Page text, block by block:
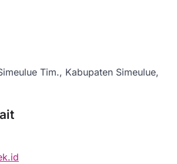
Tim., Kabupaten Simeulue,